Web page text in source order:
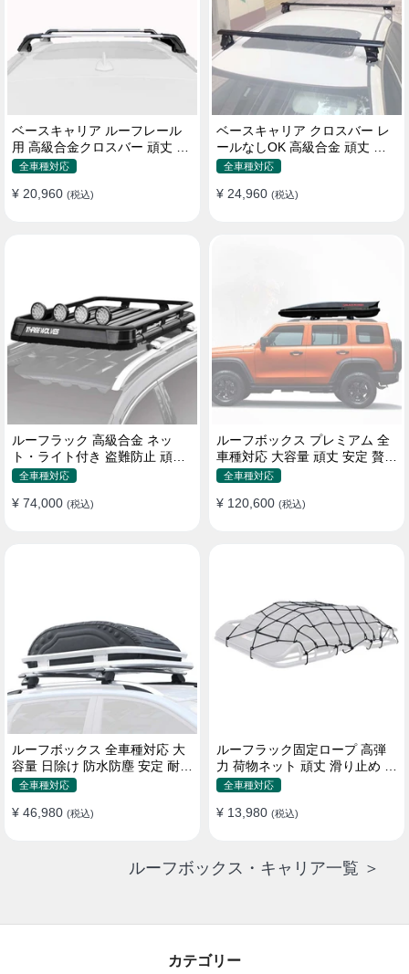
ベースキャリア ルーフレール
用 高級合金クロスバー 頑丈 ロ
ック付き ベースラックセット
全車種対応
¥ 20,960 (税込)
ベースキャリア クロスバー レ
ールなしOK 高級合金 頑丈 ロ
ック付き ベースラックセット
全車種対応
¥ 24,960 (税込)
ルーフラック 高級合金 ネッ
ト・ライト付き 盗難防止 頑丈
安定 分離式 大容量 ベースキャ
全車種対応
¥ 74,000 (税込)
ルーフボックス プレミアム 全
車種対応 大容量 頑丈 安定 贅沢
使い心地 おしゃれ 多色 車用ラ
全車種対応
¥ 120,600 (税込)
ルーフボックス 全車種対応 大
容量 日除け 防水防塵 安定 耐久
使い便利 折畳式 車用ラゲッジ
全車種対応
¥ 46,980 (税込)
ルーフラック固定ロープ 高弾
力 荷物ネット 頑丈 滑り止め ス
トラップ付き ベースキャリア
全車種対応
¥ 13,980 (税込)
ルーフボックス・キャリア一覧 ＞
カテゴリー